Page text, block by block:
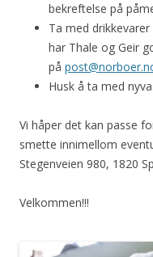
bekreftelse på
Ta med
har Thale og Geir
på
Husk å ta med
Vi håper det kan passe
smette innimellom
Stegenveien 980, 1820
Velkommen!!!